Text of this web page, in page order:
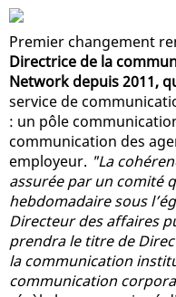
Premier changement
Directrice de la
Network depuis 2011,
service de
: un pôle
communication des
employeur. "La
assurée par un comité
hebdomadaire sous
Directeur des affaires
prendra le titre de
la communication
communication